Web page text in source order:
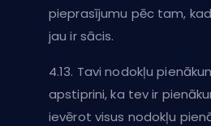
pieprasījumu pēc tam,
jau ir sācis.
4.13. Tavi nodokļu
apstiprini, ka tev ir
ievērot visus nodokļu